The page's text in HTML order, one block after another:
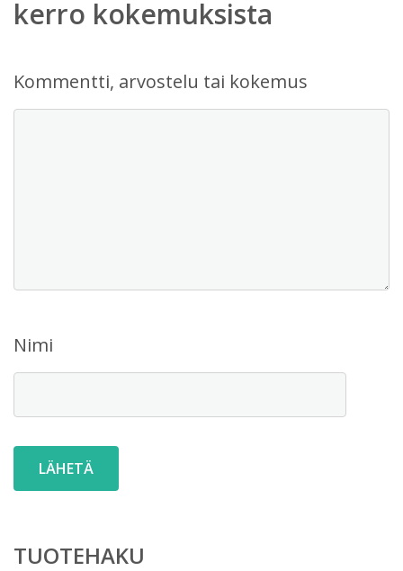
kerro kokemuksista
Kommentti, arvostelu tai kokemus
Nimi
TUOTEHAKU